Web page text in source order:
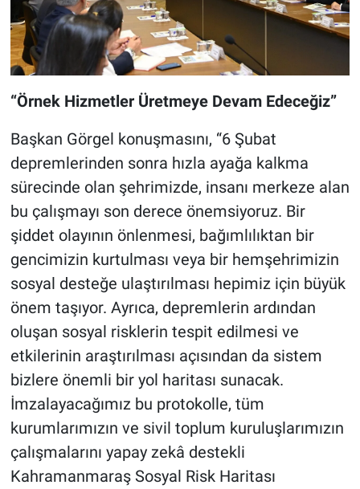
“Örnek Hizmetler Üretmeye Devam Edeceğiz”
Başkan Görgel konuşmasını, “6 Şubat
depremlerinden sonra hızla ayağa kalkma
sürecinde olan şehrimizde, insanı merkeze alan
bu çalışmayı son derece önemsiyoruz. Bir
şiddet olayının önlenmesi, bağımlılıktan bir
gencimizin kurtulması veya bir hemşehrimizin
sosyal desteğe ulaştırılması hepimiz için büyük
önem taşıyor. Ayrıca, depremlerin ardından
oluşan sosyal risklerin tespit edilmesi ve
etkilerinin araştırılması açısından da sistem
bizlere önemli bir yol haritası sunacak.
İmzalayacağımız bu protokolle, tüm
kurumlarımızın ve sivil toplum kuruluşlarımızın
çalışmalarını yapay zekâ destekli
Kahramanmaraş Sosyal Risk Haritası